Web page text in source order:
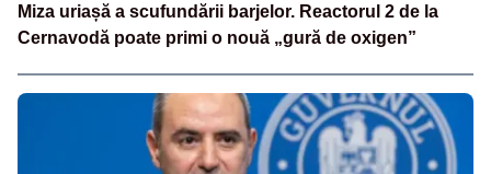
Miza uriașă a scufundării barjelor. Reactorul 2 de la
Cernavodă poate primi o nouă „gură de oxigen”